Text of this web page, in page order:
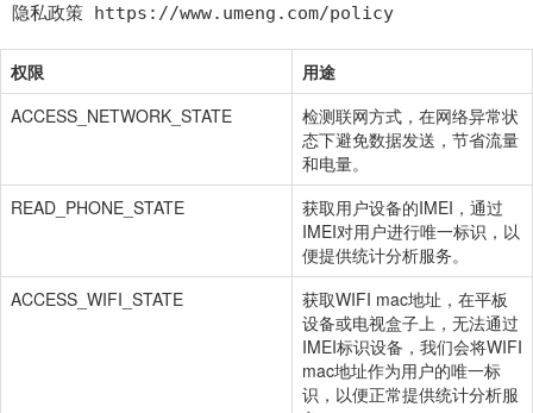
隐私政策 https://www.umeng.com/policy
权限
用途
ACCESS_NETWORK_STATE
检测联网方式，在网络异常状
态下避免数据发送，节省流量
和电量。
READ_PHONE_STATE
获取用户设备的IMEI，通过
IMEI对用户进行唯一标识，以
便提供统计分析服务。
ACCESS_WIFI_STATE
获取WIFI mac地址，在平板
设备或电视盒子上，无法通过
IMEI标识设备，我们会将WIFI
mac地址作为用户的唯一标
识，以便正常提供统计分析服